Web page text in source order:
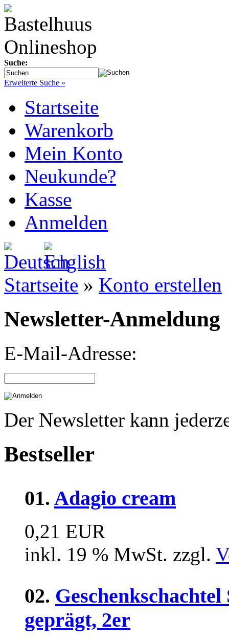
Suche:
Erweiterte Suche »
Startseite
Warenkorb
Mein Konto
Neukunde?
Kasse
Anmelden
Startseite » Konto erstellen
Newsletter-Anmeldung
E-Mail-Adresse:
Der Newsletter kann
Bestseller
01. Adagio cream
0,21 EUR
inkl. 19 % MwSt. zzgl.
02.
geprägt, 2er